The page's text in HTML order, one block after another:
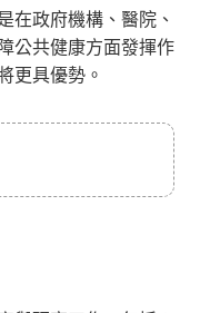
在政府機構、醫院、
公共健康方面發揮作
更具優勢。